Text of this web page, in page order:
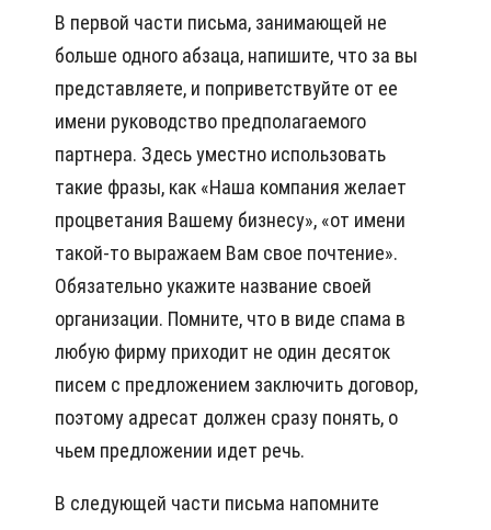
В первой части письма, занимающей не
больше одного абзаца, напишите, что за вы
представляете, и поприветствуйте от ее
имени руководство предполагаемого
партнера. Здесь уместно использовать
такие фразы, как «Наша компания желает
процветания Вашему бизнесу», «от имени
такой-то выражаем Вам свое почтение».
Обязательно укажите название своей
организации. Помните, что в виде спама в
любую фирму приходит не один десяток
писем с предложением заключить договор,
поэтому адресат должен сразу понять, о
чьем предложении идет речь.
В следующей части письма напомните